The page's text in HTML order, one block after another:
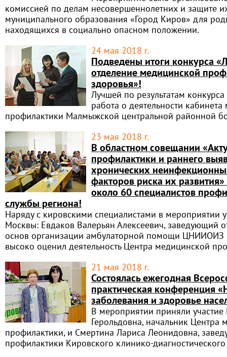
комиссией по делам несовершеннолетних и защите
муниципального образования «Город Киров» для
находящихся в социально опасном положении.
24 мая 2018 г.
Подведены итоги конкурса
отделение медицинской
здоровья»!
Лучшей по результатам
работа о деятельности
профилактики Малмыжской центральной районной
23 мая 2018 г.
В областном совещании
профилактики и раннего
хронических
факторов риска их
около 60 специалистов
службы региона!
Наряду с кировскими специалистами в мероприятии
Москвы: Евдаков Валерьян Алексеевич, заведующий
основ организации амбулаторной помощи ЦНИИОИЗ
высоко оценил деятельность Центра медицинской
21 мая 2018 г.
Состоялась ежегодная
практическая конференция
заболевания и здоровье
В мероприятии приняли
Герольдовна, начальник Центра
профилактики, и Смертина Лариса Леонидовна,
профилактики Кировского клинико-